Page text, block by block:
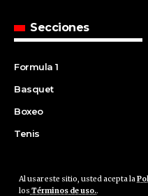
Al usar este sitio, usted acepta la
los Términos de uso..
Secciones
Formula 1
Basquet
Boxeo
Tenis
© 2008 | Agencia